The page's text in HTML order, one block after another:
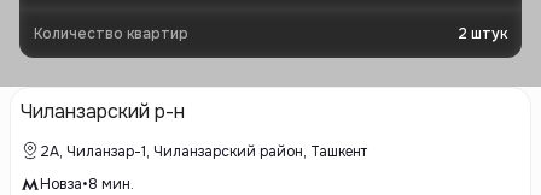
Количество квартир 2 штук
Чиланзарский р-н
2А, Чиланзар-1, Чиланзарский район, Ташкент
Новза•8 мин.